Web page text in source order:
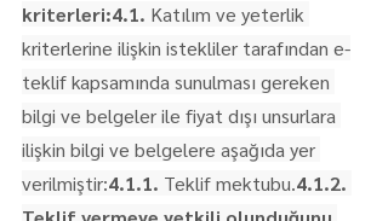
kriterleri:4.1. Katılım ve yeterlik
kriterlerine ilişkin istekliler tarafından e-
teklif kapsamında sunulması gereken
bilgi ve belgeler ile fiyat dışı unsurlara
ilişkin bilgi ve belgelere aşağıda yer
verilmiştir:4.1.1. Teklif mektubu.4.1.2.